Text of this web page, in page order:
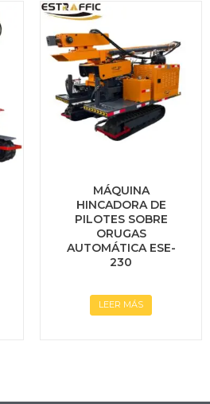
MÁQUINA
HINCADORA DE
PILOTES SOBRE
ORUGAS
AUTOMÁTICA ESE-
230
LEER MÁS